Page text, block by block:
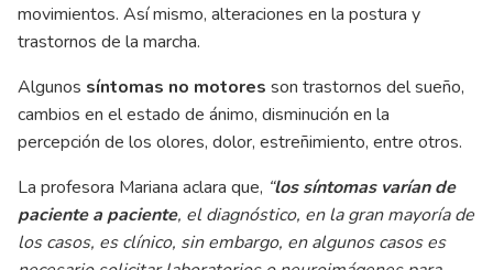
movimientos. Así mismo, alteraciones en la postura y
trastornos de la marcha.
Algunos síntomas no motores son trastornos del sueño,
cambios en el estado de ánimo, disminución en la
percepción de los olores, dolor, estreñimiento, entre otros.
La profesora Mariana aclara que, “los síntomas varían de
paciente a paciente, el diagnóstico, en la gran mayoría de
los casos, es clínico, sin embargo, en algunos casos es